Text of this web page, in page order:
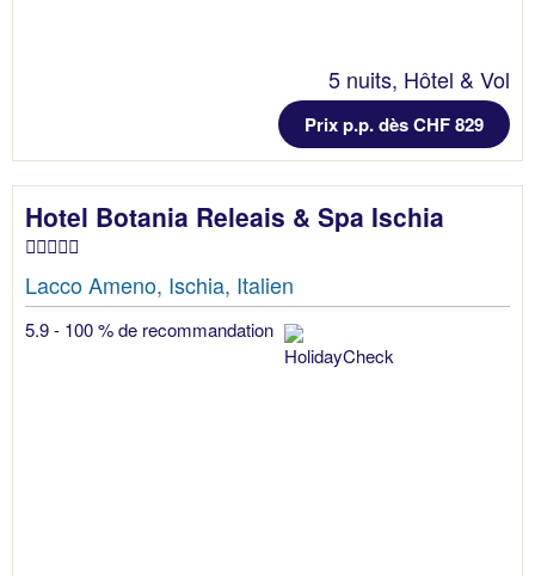
5 nuits, Hôtel & Vol
Prix p.p. dès CHF 829
Hotel Botania Releais & Spa Ischia
Lacco Ameno, Ischia, Italien
5.9 - 100 % de recommandation